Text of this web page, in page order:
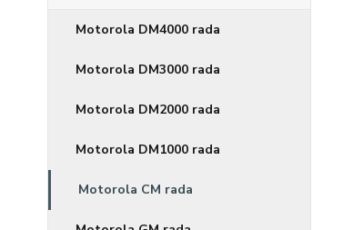
Motorola DM4000 rada
Motorola DM3000 rada
Motorola DM2000 rada
Motorola DM1000 rada
Motorola CM rada